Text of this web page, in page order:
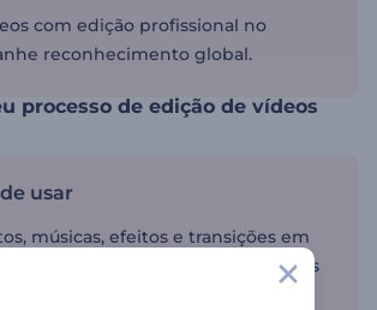
com edição profissional no
reconhecimento global.
processo de edição de vídeos
usar
músicas, efeitos e transições em
publique o produto final em poucos